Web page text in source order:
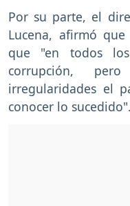
Por su parte, el
Lucena, afirmó
que "en todos
corrupción,
irregularidades el
conocer lo sucedido".